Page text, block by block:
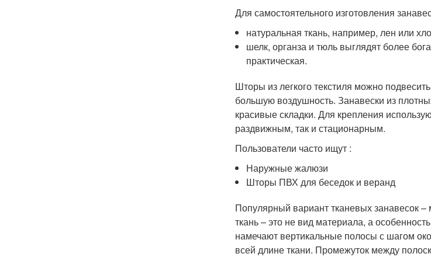
Для самостоятельного изготовления
натуральная ткань, например, лен или
шелк, органза и тюль выглядят более
практическая.
Шторы из легкого текстиля можно
большую воздушность. Занавески из
красивые складки. Для крепления
раздвижным, так и стационарным.
Пользователи часто ищут :
Наружные жалюзи
Шторы ПВХ для беседок и веранд
Популярный вариант тканевых занавесок
ткань – это не вид материала, а
намечают вертикальные полосы с шагом
всей длине ткани. Промежуток между